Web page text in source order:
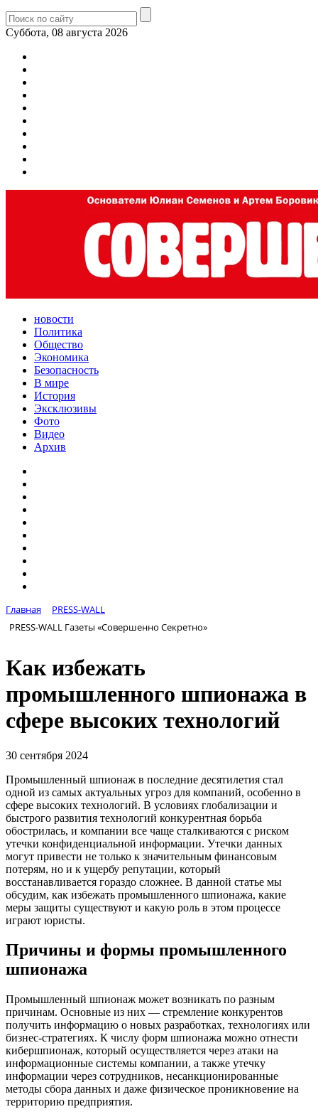
Суббота, 08 августа 2026
новости
Политика
Общество
Экономика
Безопасность
В мире
История
Эксклюзивы
Фото
Видео
Архив
Главная
PRESS-WALL
PRESS-WALL Газеты «Совершенно Секретно»
Как избежать
промышленного шпионажа в
сфере высоких технологий
30 сентября 2024
Промышленный шпионаж в последние десятилетия стал
одной из самых актуальных угроз для компаний, особенно в
сфере высоких технологий. В условиях глобализации и
быстрого развития технологий конкурентная борьба
обострилась, и компании все чаще сталкиваются с риском
утечки конфиденциальной информации. Утечки данных
могут привести не только к значительным финансовым
потерям, но и к ущербу репутации, который
восстанавливается гораздо сложнее. В данной статье мы
обсудим, как избежать промышленного шпионажа, какие
меры защиты существуют и какую роль в этом процессе
играют юристы.
Причины и формы промышленного
шпионажа
Промышленный шпионаж может возникать по разным
причинам. Основные из них — стремление конкурентов
получить информацию о новых разработках, технологиях или
бизнес-стратегиях. К числу форм шпионажа можно отнести
кибершпионаж, который осуществляется через атаки на
информационные системы компании, а также утечку
информации через сотрудников, несанкционированные
методы сбора данных и даже физическое проникновение на
территорию предприятия.